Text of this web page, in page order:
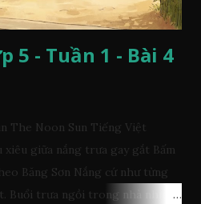
5 - Tuần 1 - Bài 4
The Noon Sun Tiếng Việt
giữa nắng trưa gay gắt Bấm
Băng Sơn Nắng cứ như từng
Buổi trưa ngồi trong nhà nhìn